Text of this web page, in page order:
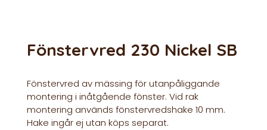
Fönstervred 230 Nickel SB
Fönstervred av mässing för utanpåliggande
montering i inåtgående fönster. Vid rak
montering används fönstervredshake 10 mm.
Hake ingår ej utan köps separat.